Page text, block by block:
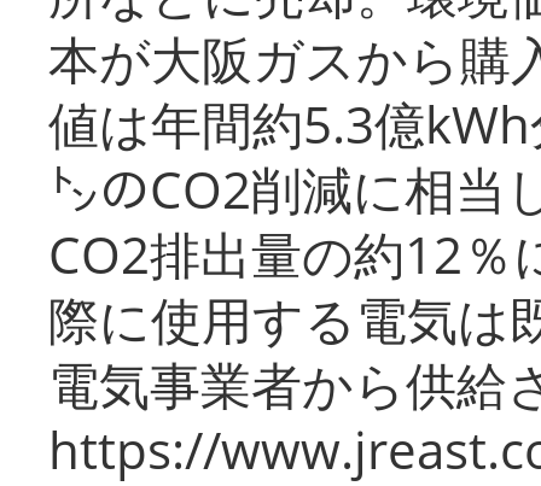
本が大阪ガスから購
値は年間約5.3億
㌧のCO2削減に相当
CO2排出量の約12％
際に使用する電気は
電気事業者から供給
https://